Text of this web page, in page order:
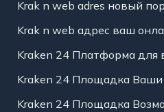
Krak n web adres новый
Krak n web адрес ваш
Kraken 24 Платформа для
Kraken 24 Площадка
Kraken 24 Площадка